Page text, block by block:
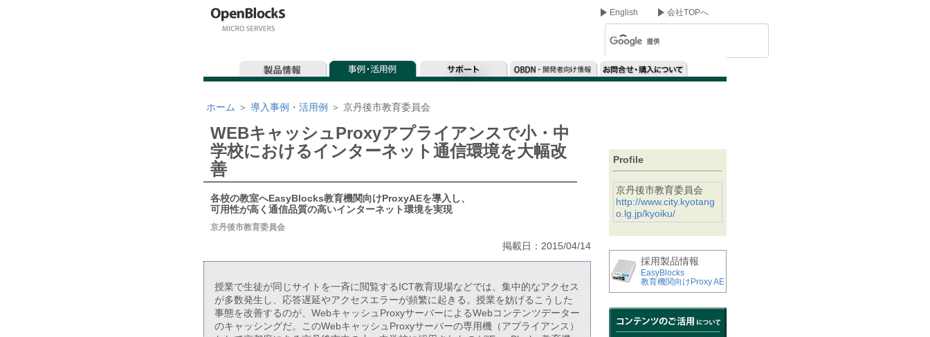
English 会社TOPへ
ホーム ＞ 導入事例・活用例 ＞ 京丹後市教育委員会
WEBキャッシュProxyアプライアンスで小・中
学校におけるインターネット通信環境を大幅改
善
各校の教室へEasyBlocks教育機関向けProxyAEを導入し、
可用性が高く通信品質の高いインターネット環境を実現
京丹後市教育委員会
掲載日：2015/04/14
授業で生徒が同じサイトを一斉に閲覧するICT教育現場などでは、集中的なアクセス
が多数発生し、応答遅延やアクセスエラーが頻繁に起きる。授業を妨げるこうした
事態を改善するのが、WebキャッシュProxyサーバーによるWebコンテンツデーター
のキャッシングだ。このWebキャッシュProxyサーバーの専用機（アプライアンス）
Profile
京丹後市教育委員会
http://www.city.kyotang
o.lg.jp/kyoiku/
採用製品情報
EasyBlocks
教育機関向けProxy AE